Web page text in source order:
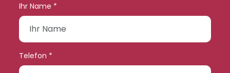
Ihr Name *
Telefon *